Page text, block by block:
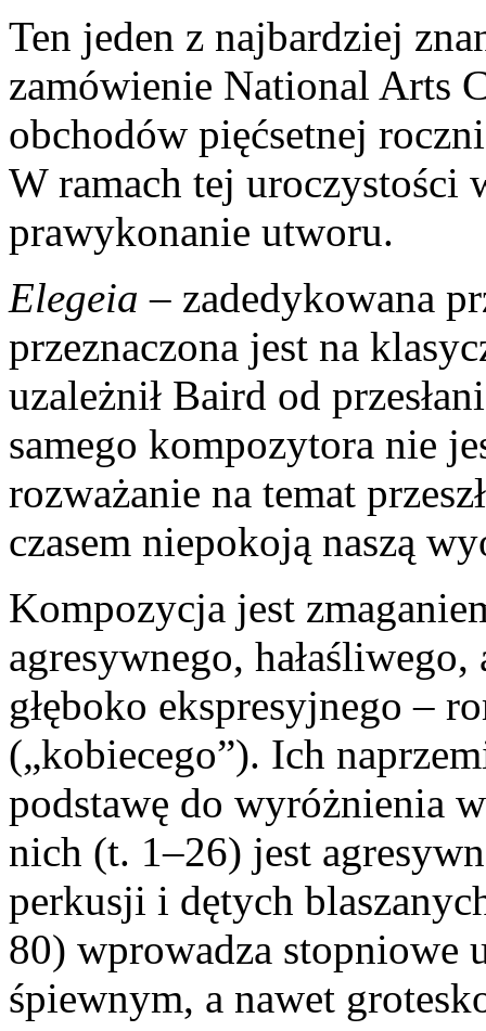
Ten jeden z najbardziej
zamówienie National Arts
obchodów pięćsetnej
W ramach tej uroczystości
prawykonanie utworu.
Elegeia – zadedykowana
przeznaczona jest na
uzależnił Baird od
samego kompozytora nie
rozważanie na temat
czasem niepokoją naszą
Kompozycja jest
agresywnego,
głęboko ekspresyjnego –
(„kobiecego”). Ich
podstawę do wyróżnienia
nich (t. 1–26) jest
perkusji i dętych
80) wprowadza stopniowe
śpiewnym, a nawet